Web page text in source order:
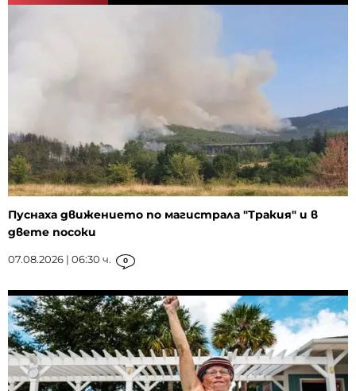
Пуснаха движението по магистрала "Тракия" и в
двете посоки
07.08.2026 | 06:30 ч. 0